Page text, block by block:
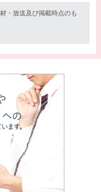
・放送及び掲載時点のも